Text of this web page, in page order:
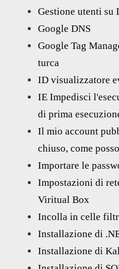
Gestione utenti su
Google DNS
Google Tag
turca
ID visualizzatore
IE Impedisci
di prima
Il mio account
chiuso, come
Importare le
Impostazioni di
Viritual Box
Incolla in celle
Installazione di
Installazione di